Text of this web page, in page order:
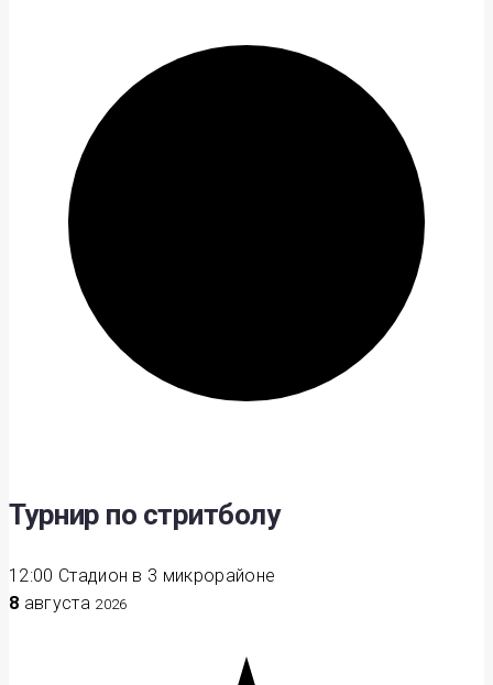
Турнир по стритболу
12:00 Стадион в 3 микрорайоне
8 августа 2026